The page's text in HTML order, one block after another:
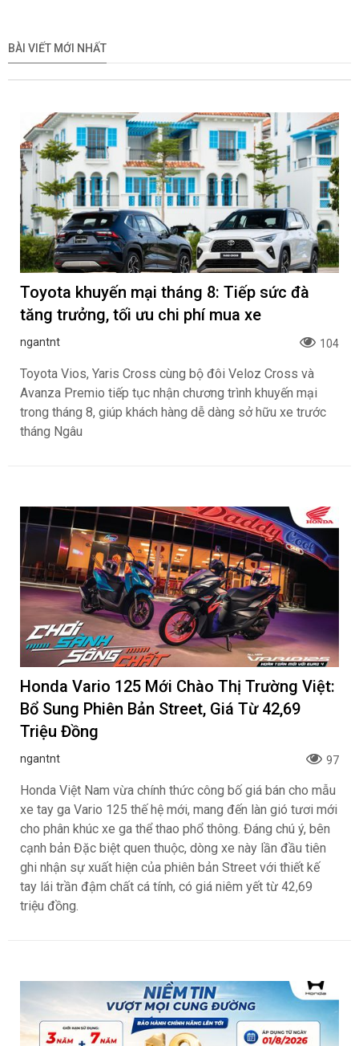
BÀI VIẾT MỚI NHẤT
Toyota khuyến mại tháng 8: Tiếp sức đà
tăng trưởng, tối ưu chi phí mua xe
ngantnt 104
Toyota Vios, Yaris Cross cùng bộ đôi Veloz Cross và
Avanza Premio tiếp tục nhận chương trình khuyến mại
trong tháng 8, giúp khách hàng dễ dàng sở hữu xe trước
tháng Ngâu
Honda Vario 125 Mới Chào Thị Trường Việt:
Bổ Sung Phiên Bản Street, Giá Từ 42,69
Triệu Đồng
ngantnt 97
Honda Việt Nam vừa chính thức công bố giá bán cho mẫu
xe tay ga Vario 125 thế hệ mới, mang đến làn gió tươi mới
cho phân khúc xe ga thể thao phổ thông. Đáng chú ý, bên
cạnh bản Đặc biệt quen thuộc, dòng xe này lần đầu tiên
ghi nhận sự xuất hiện của phiên bản Street với thiết kế
tay lái trần đậm chất cá tính, có giá niêm yết từ 42,69
triệu đồng.